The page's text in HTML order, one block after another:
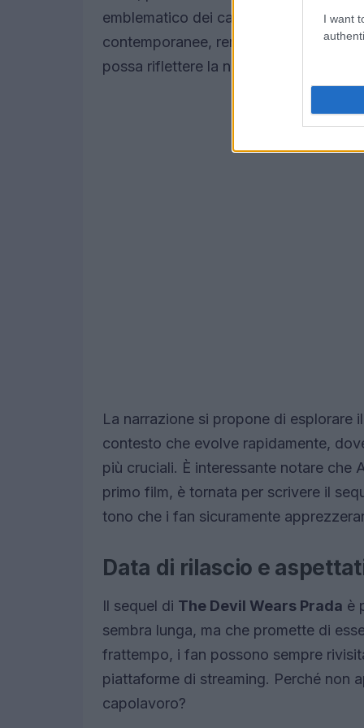
I want
emblematico dei cambiamenti che
contemporanee, rendendo la storia
possa riflettere la nostra realtà?
La narrazione si propone di esplorare
contesto che evolve rapidamente,
più cruciali. È interessante notare che
primo film, è tornata per scrivere il
tono che i fan sicuramente
Data di rilascio e
Il sequel di The Devil Wears Prada è
sembra lunga, ma che promette di
frattempo, i fan possono sempre
piattaforme di streaming. Perché non
capolavoro?